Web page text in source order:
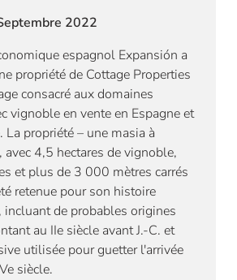
2022
espagnol Expansión a
propriété de Cottage Properties
consacré aux domaines
vignoble en vente en Espagne et
La propriété – une masia à
avec 4,5 hectares de vignoble,
et plus de 3 000 mètres carrés
retenue pour son histoire
de probables origines
au IIe siècle avant J.-C. et
utilisée pour guetter l'arrivée
siècle.